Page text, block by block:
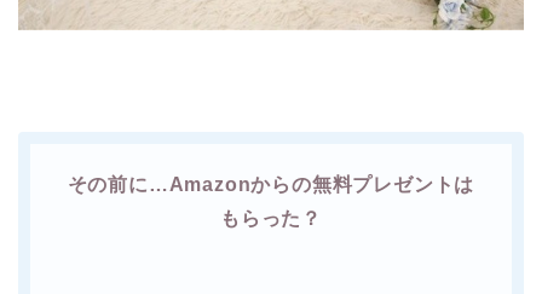
その前に…Amazonからの無料プレゼントは
もらった？